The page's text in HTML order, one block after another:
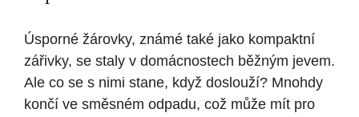
Úsporné žárovky, známé také jako kompaktní
zářivky, se staly v domácnostech běžným jevem.
Ale co se s nimi stane, když doslouží? Mnohdy
končí ve směsném odpadu, což může mít pro